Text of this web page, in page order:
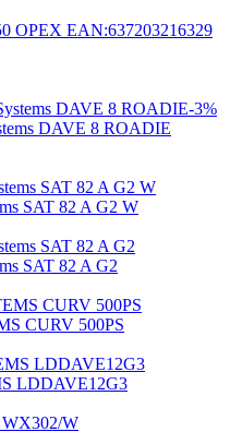
ОРЕХ EAN:637203216329
-3%
DAVE 8 ROADIE
SAT 82 A G2 W
SAT 82 A G2
CURV 500PS
LDDAVE12G3